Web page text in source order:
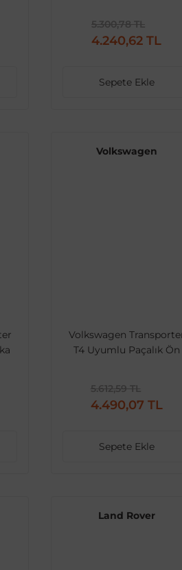
5.300,78 TL
4.240,62 TL
Sepete Ekle
Volkswagen
Volkswagen
T4 Uyumlu Paçalık Ön
5.612,59 TL
4.490,07 TL
Sepete Ekle
Land Rover